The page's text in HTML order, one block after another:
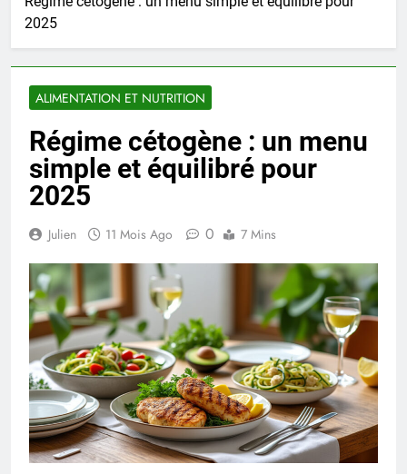
2025
ALIMENTATION ET NUTRITION
Régime cétogène : un menu
simple et équilibré pour
2025
Julien 11 Mois Ago 0 7 Mins